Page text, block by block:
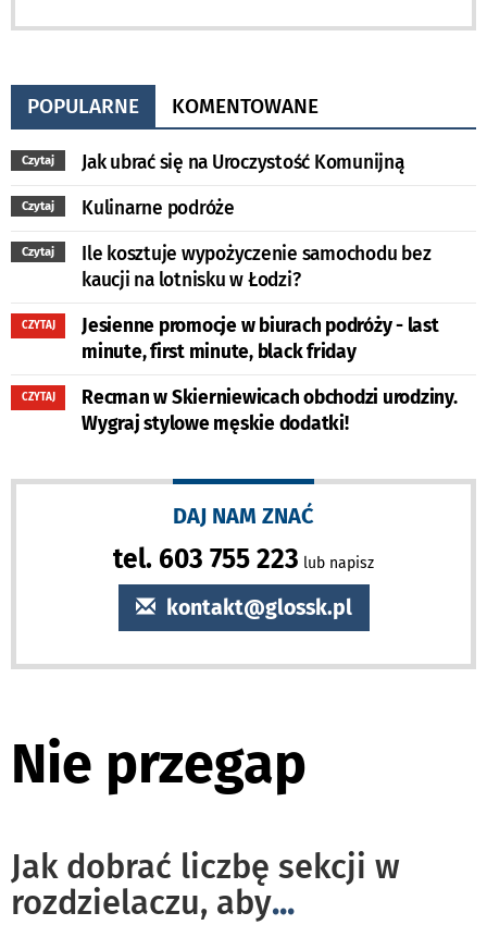
POPULARNE KOMENTOWANE
Czytaj Jak ubrać się na Uroczystość Komunijną
Czytaj Kulinarne podróże
Czytaj
Ile kosztuje wypożyczenie samochodu bez
kaucji na lotnisku w Łodzi?
CZYTAJ
Jesienne promocje w biurach podróży - last
minute, first minute, black friday
CZYTAJ
Recman w Skierniewicach obchodzi urodziny.
Wygraj stylowe męskie dodatki!
DAJ NAM ZNAĆ
tel. 603 755 223 lub napisz
kontakt@glossk.pl
Nie przegap
Jak dobrać liczbę sekcji w
rozdzielaczu, aby...